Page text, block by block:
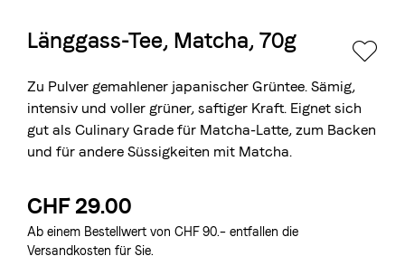
Die Berner Rösterei
Rösterei Kaffee und Bar
Blaser Trading
© 2026 Blasercafé AG
Länggass-Tee, Matcha, 70g
Zu Pulver gemahlener japanischer Grüntee. Sämig,
intensiv und voller grüner, saftiger Kraft. Eignet sich
gut als Culinary Grade für Matcha-Latte, zum Backen
und für andere Süssigkeiten mit Matcha.
CHF 29.00
Ab einem Bestellwert von CHF 90.– entfallen die
Versandkosten für Sie.